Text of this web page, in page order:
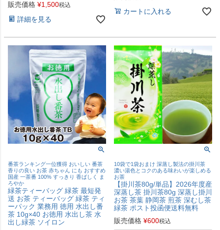
販売価格 ¥1,500税込
詳細を見る
カートに入れる
番茶ランキング一位獲得 おいしい 番茶
香りの良い お茶 赤ちゃん にも おすすめ
国産 一茶番 100% すっきり 香ばしく ま
ろやか
緑茶ティーバッグ 緑茶 最短発
送 お茶 ティーバッグ 緑茶 ティ
ーパック 業務用 徳用 水出し番
茶 10g×40 お徳用 水出し茶 水
出し緑茶 ソイロン
10袋で1袋おまけ 深蒸し製法の掛川茶
濃い湯色とコクのある味わいが楽しめる
お茶
【掛川茶80g/単品】2026年度産
深蒸し茶 掛川茶80g 深蒸し掛川
お茶 茶葉 静岡茶 煎茶 深むし茶
緑茶 ポスト投函便送料無料
販売価格 ¥600税込